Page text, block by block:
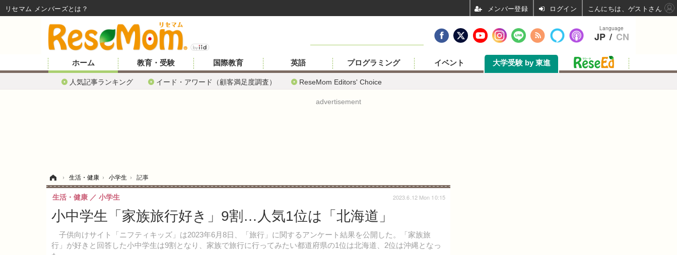
ホーム
人気記事ランキング イード・アワード（顧客満足度調査） ReseMom Editors' Choice
教育・受験 国際教育 英語 プログラミング イベント 大学受験 by 東進
advertisement
› 生活・健康 › 小学生 › 記事
小中学生「家族旅行好き」9割…人気1位は「北海道」
子供向けサイト「ニフティキッズ」は2023年6月8日、「旅行」に関するアンケート結果を公開した。「家族旅
行」が好きと回答した小中学生は9割となり、家族で旅行に行ってみたい都道府県の1位は北海道、2位は沖縄となっ
生活・健康 小学生 2023.6.12 Mon 10:15
Language
JP / CN
リセマム メンバーズ ログイン こんにちは、ゲストさん